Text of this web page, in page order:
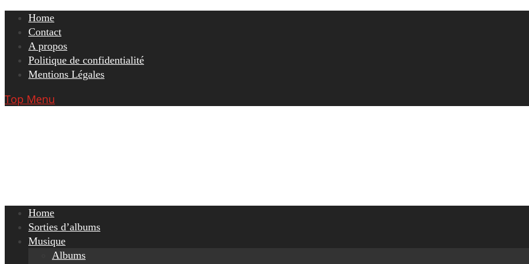
Skip
content
Home
Contact
A propos
Politique de confidentialité
Mentions Légales
Top Menu
Home
Sorties d’albums
Musique
Albums